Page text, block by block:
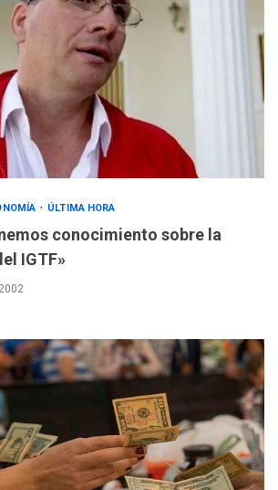
ÚLTIMA HORA
conocimiento sobre la
IGTF»
2002